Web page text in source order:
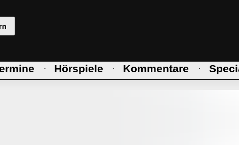
· Hörspiele · Kommentare ·